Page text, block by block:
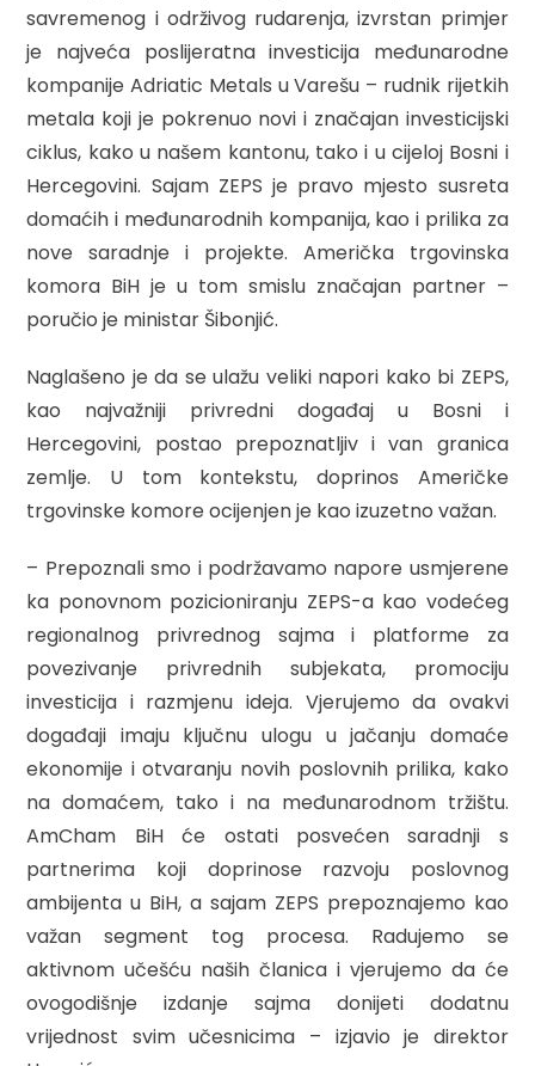
savremenog i održivog rudarenja, izvrstan primjer
je najveća poslijeratna investicija međunarodne
kompanije Adriatic Metals u Varešu – rudnik rijetkih
metala koji je pokrenuo novi i značajan investicijski
ciklus, kako u našem kantonu, tako i u cijeloj Bosni i
Hercegovini. Sajam ZEPS je pravo mjesto susreta
domaćih i međunarodnih kompanija, kao i prilika za
nove saradnje i projekte. Američka trgovinska
komora BiH je u tom smislu značajan partner –
poručio je ministar Šibonjić.
Naglašeno je da se ulažu veliki napori kako bi ZEPS,
kao najvažniji privredni događaj u Bosni i
Hercegovini, postao prepoznatljiv i van granica
zemlje. U tom kontekstu, doprinos Američke
trgovinske komore ocijenjen je kao izuzetno važan.
– Prepoznali smo i podržavamo napore usmjerene
ka ponovnom pozicioniranju ZEPS-a kao vodećeg
regionalnog privrednog sajma i platforme za
povezivanje privrednih subjekata, promociju
investicija i razmjenu ideja. Vjerujemo da ovakvi
događaji imaju ključnu ulogu u jačanju domaće
ekonomije i otvaranju novih poslovnih prilika, kako
na domaćem, tako i na međunarodnom tržištu.
AmCham BiH će ostati posvećen saradnji s
partnerima koji doprinose razvoju poslovnog
ambijenta u BiH, a sajam ZEPS prepoznajemo kao
važan segment tog procesa. Radujemo se
aktivnom učešću naših članica i vjerujemo da će
ovogodišnje izdanje sajma donijeti dodatnu
vrijednost svim učesnicima – izjavio je direktor